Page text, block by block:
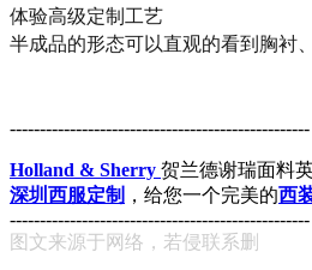
体验高级定制工艺
半成品的形态可以直观的看到胸衬
--------------------------------------------------
Holland & Sherry 贺兰德谢瑞面料
深圳西服定制 ，给您一个完美的西
--------------------------------------------------
图文来源于网络，若侵联系删